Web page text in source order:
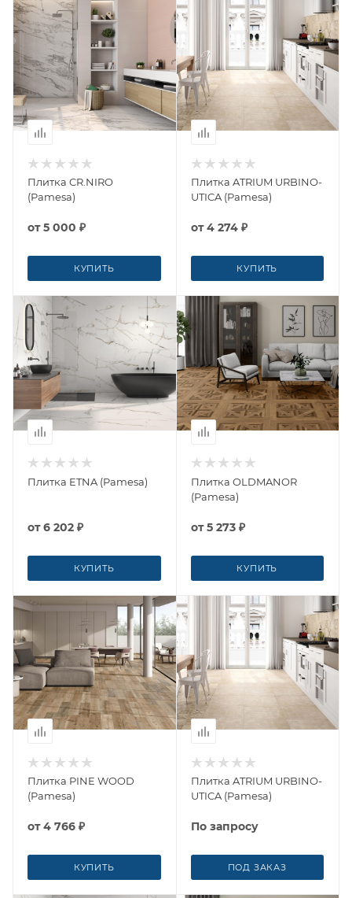
Плитка CR.NIRO
(Pamesa)
от5 000 ₽
КУПИТЬ
Плитка ATRIUM URBINO-
UTICA (Pamesa)
от4 274 ₽
КУПИТЬ
Плитка ETNA (Pamesa)
от6 202 ₽
КУПИТЬ
Плитка OLDMANOR
(Pamesa)
от5 273 ₽
КУПИТЬ
Плитка PINE WOOD
(Pamesa)
от4 766 ₽
КУПИТЬ
Плитка ATRIUM URBINO-
UTICA (Pamesa)
По запросу
ПОД ЗАКАЗ